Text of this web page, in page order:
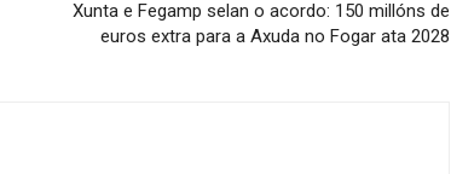
Xunta e Fegamp selan o acordo: 150 millóns de
euros extra para a Axuda no Fogar ata 2028